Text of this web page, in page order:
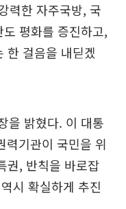
력한 자주국방, 국
평화를 증진하고,
한 걸음을 내딛겠
을 밝혔다. 이 대통
력기관이 국민을 위
권, 반칙을 바로잡
시 확실하게 추진